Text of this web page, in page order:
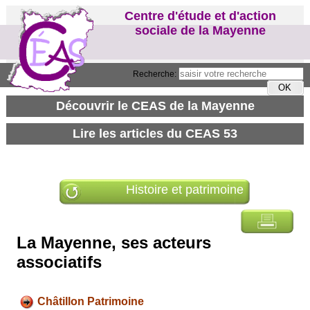
Recherche:
Centre d'étude et d'action
sociale de la Mayenne
Histoire et patrimoine
La Mayenne, ses acteurs
associatifs
Châtillon Patrimoine